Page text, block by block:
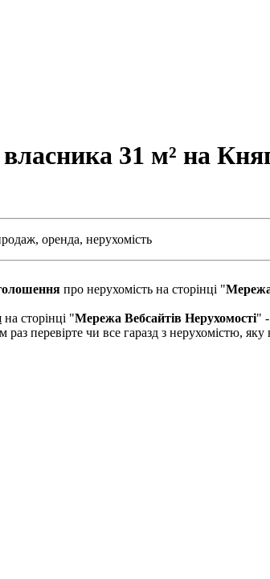
31 м² на
оренда, нерухомість
про нерухомість на сторінці "Мережа
на сторінці "Мережа Вебсайтів Нерухомості" -
перевірте чи все гаразд з нерухомістю,